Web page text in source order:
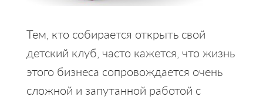
Тем, кто собирается открыть свой
детский клуб, часто кажется, что жизнь
этого бизнеса сопровождается очень
сложной и запутанной работой с